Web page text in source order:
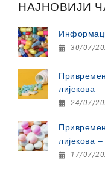
НАЈНОВИЈИ
30/07/
лијекова
24/07/
лијекова
17/07/